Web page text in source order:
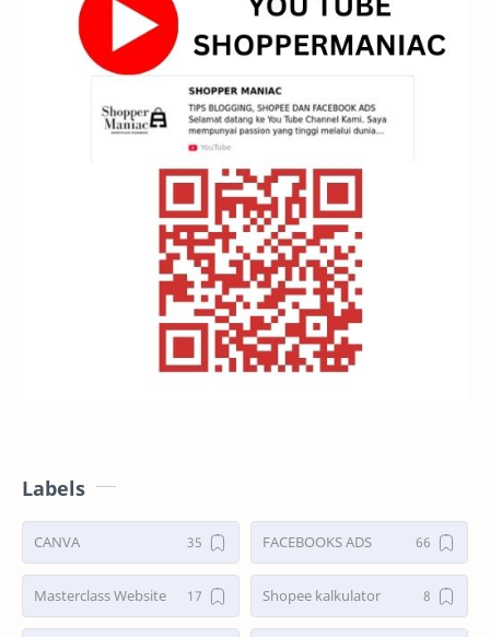
Labels
CANVA FACEBOOKS ADS
Masterclass Website Shopee kalkulator